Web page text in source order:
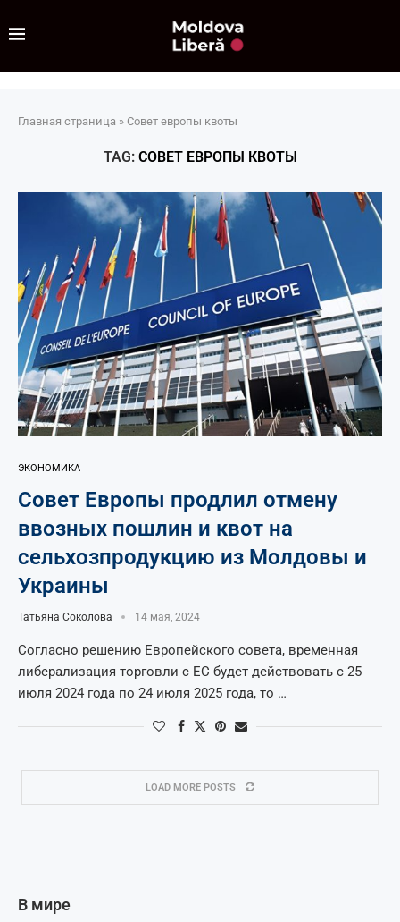
Главная страница » Совет европы квоты
TAG: СОВЕТ ЕВРОПЫ КВОТЫ
ЭКОНОМИКА
Совет Европы продлил отмену
ввозных пошлин и квот на
сельхозпродукцию из Молдовы и
Украины
Татьяна Соколова 14 мая, 2024
Согласно решению Европейского совета, временная
либерализация торговли с ЕС будет действовать с 25
июля 2024 года по 24 июля 2025 года, то …
LOAD MORE POSTS
В мире